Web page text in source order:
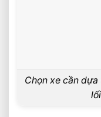
Chọn xe cần